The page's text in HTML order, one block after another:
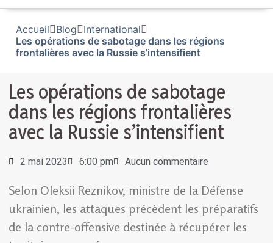
Accueil Blog
International
Les opérations de sabotage dans les régions
frontalières avec la Russie s’intensifient
Les opérations de sabotage
dans les régions frontalières
avec la Russie s’intensifient
2 mai 2023 6:00 pm Aucun commentaire
Selon Oleksii Reznikov, ministre de la Défense
ukrainien, les attaques précèdent les préparatifs
de la contre-offensive destinée à récupérer les